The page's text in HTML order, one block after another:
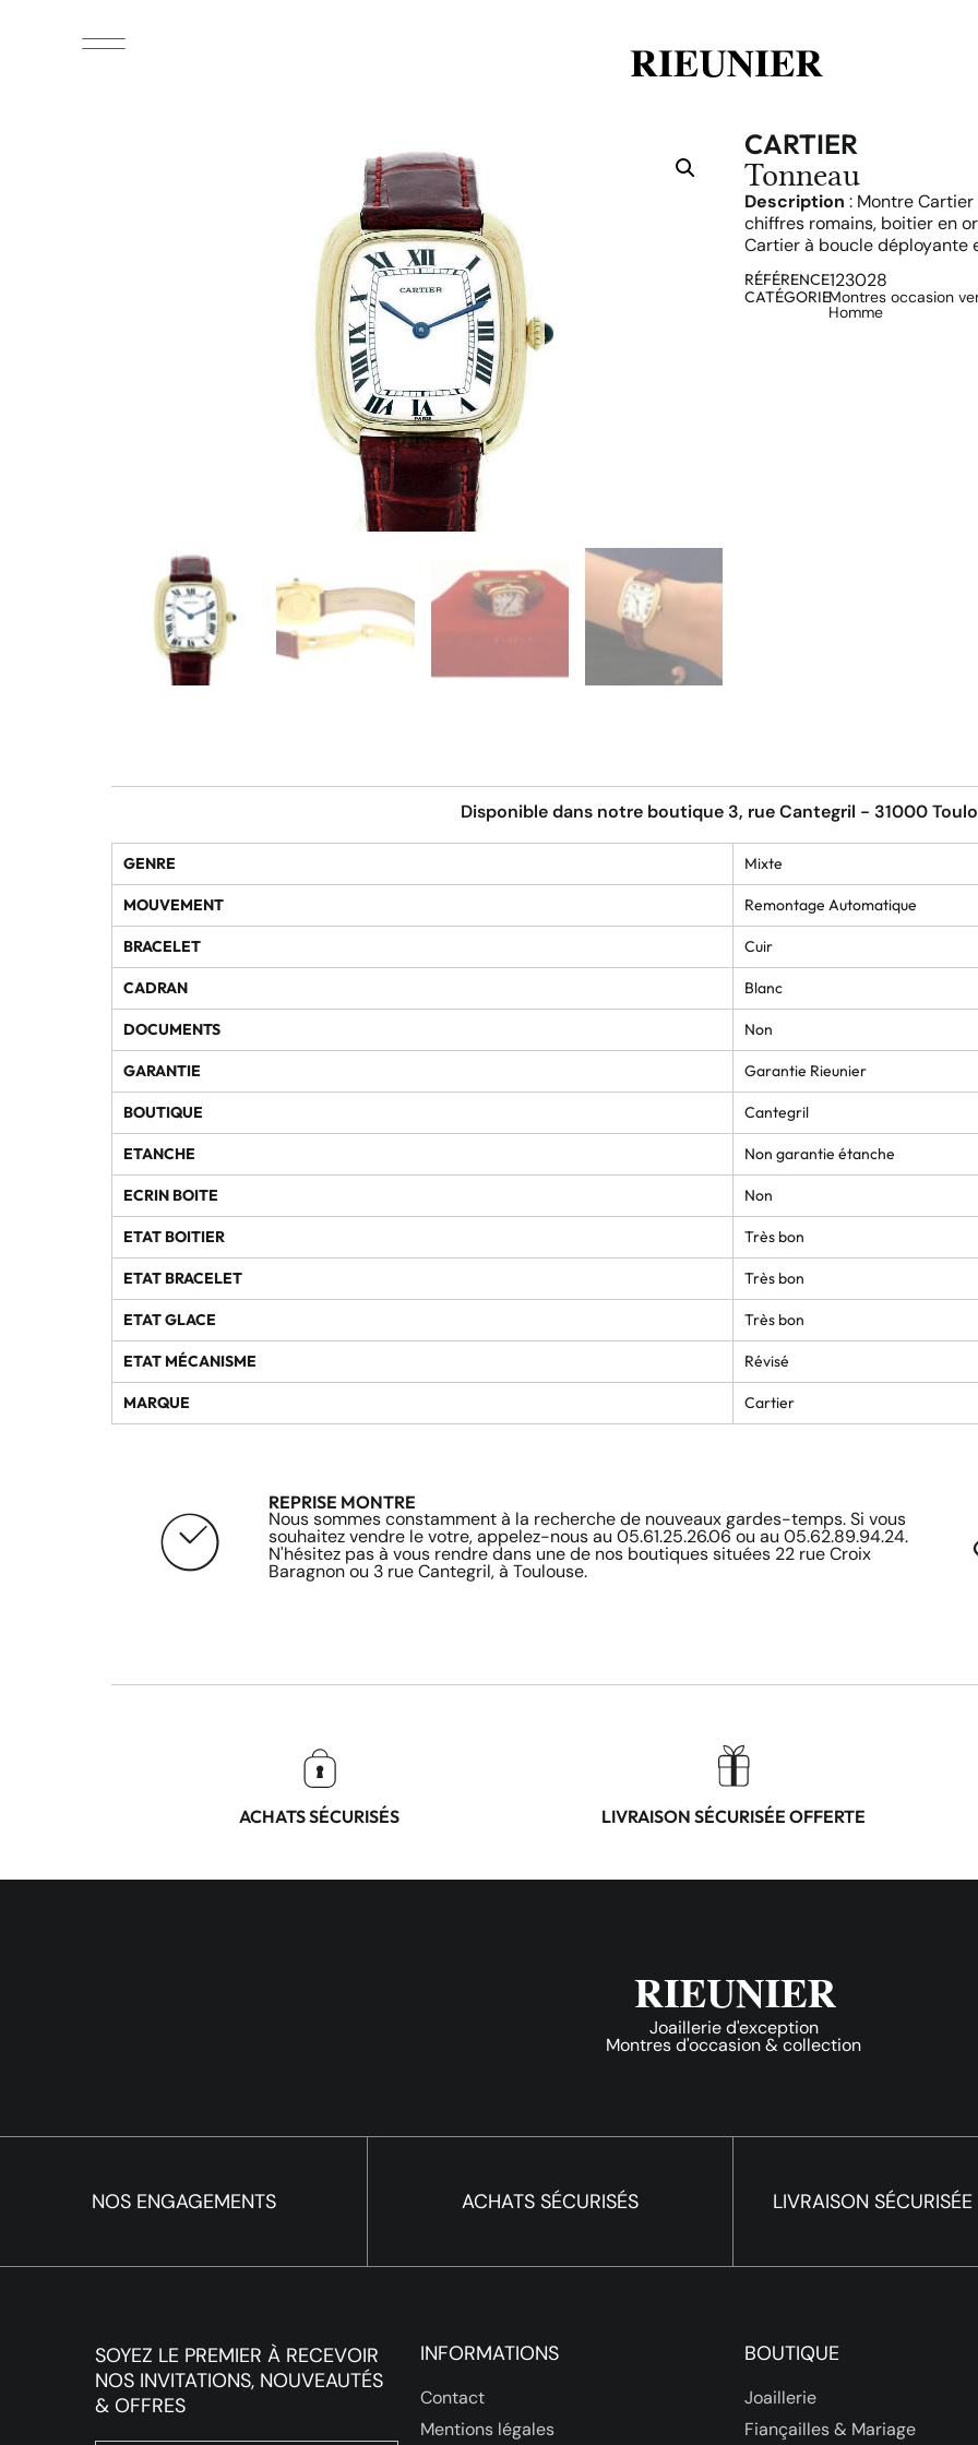
CARTIER
Tonneau
Description : Montre Cartier
chiffres romains, boitier en
Cartier à boucle déployante
RÉFÉRENCE123028
CATÉGORIEMontres occasion
Homme
Disponible dans notre boutique 3, rue Cantegril - 31000
GENRE Mixte
MOUVEMENT Remontage Automatique
BRACELET Cuir
CADRAN Blanc
DOCUMENTS Non
GARANTIE Garantie Rieunier
BOUTIQUE Cantegril
ETANCHE Non garantie étanche
ECRIN BOITE Non
ETAT BOITIER Très bon
ETAT BRACELET Très bon
ETAT GLACE Très bon
ETAT MÉCANISME Révisé
MARQUE Cartier
REPRISE MONTRE
Nous sommes constamment à la recherche de nouveaux gardes-temps. Si vous
souhaitez vendre le votre, appelez-nous au 05.61.25.26.06 ou au 05.62.89.94.24.
N'hésitez pas à vous rendre dans une de nos boutiques situées 22 rue Croix
Baragnon ou 3 rue Cantegril, à Toulouse.
ACHATS SÉCURISÉS LIVRAISON SÉCURISÉE OFFERTE
Joaillerie d'exception
Montres d'occasion & collection
NOS ENGAGEMENTS ACHATS SÉCURISÉS LIVRAISON
SOYEZ LE PREMIER À RECEVOIR
NOS INVITATIONS, NOUVEAUTÉS
& OFFRES
INFORMATIONS
Contact
Mentions légales
BOUTIQUE
Joaillerie
Fiançailles & Mariage